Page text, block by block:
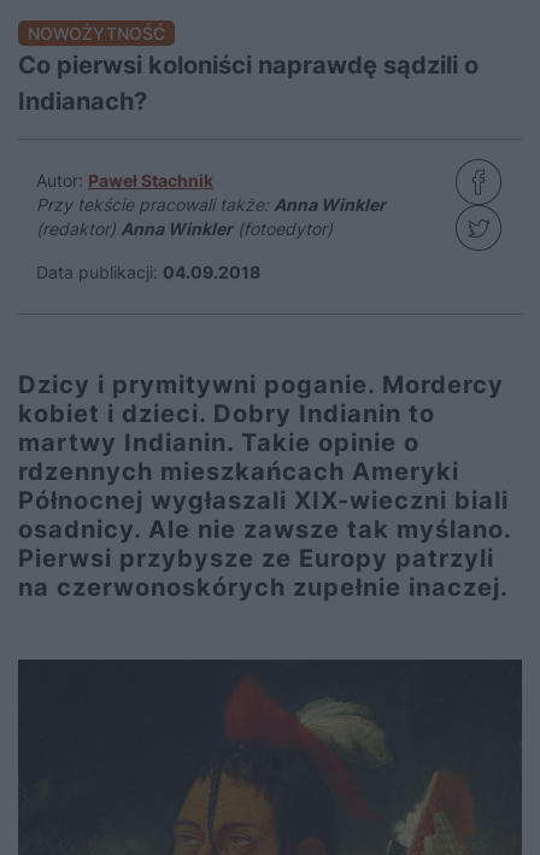
NOWOŻYTNOŚĆ
Co pierwsi koloniści naprawdę sądzili o
Indianach?
Autor: Paweł Stachnik
Przy tekście pracowali także: Anna Winkler
(redaktor) Anna Winkler(fotoedytor)
Data publikacji: 04.09.2018
Dzicy i prymitywni poganie. Mordercy
kobiet i dzieci. Dobry Indianin to
martwy Indianin. Takie opinie o
rdzennych mieszkańcach Ameryki
Północnej wygłaszali XIX-wieczni biali
osadnicy. Ale nie zawsze tak myślano.
Pierwsi przybysze ze Europy patrzyli
na czerwonoskórych zupełnie inaczej.